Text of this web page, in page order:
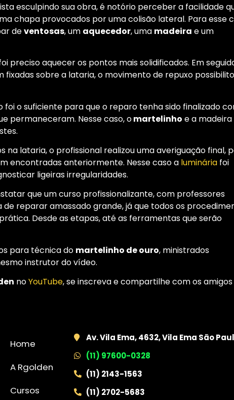
esculpindo sua obra, é notório perceber a facilidade
chapa provocados por uma colisão lateral. Para esse
deventosas, um aquecedor, uma madeira e um
preciso aquecer os pontos mais solidificados. Em
sobre a lataria, o movimento de repuxo
o suficiente para que o reparo tenha sido finalizado
permaneceram. Nesse caso, omartelinho e a madeira
na lataria, o profissional realizou uma averiguação final,
encontradas anteriormente. Nesse caso a luminária foi
ligeiras irregularidades.
que um curso profissionalizante, com professores
reparar amassado grande, já que todos os
Desde as etapas, até as ferramentas que serão
para técnica do martelinho de ouro, ministrados
instrutor do vídeo.
noYouTube, se inscreva e compartilhe com os
Home
A Rgolden
Cursos
Av. Vila Ema, 4632, Vila Ema São
(11) 97600-0328
(11) 2143-1563
(11) 2702-5683